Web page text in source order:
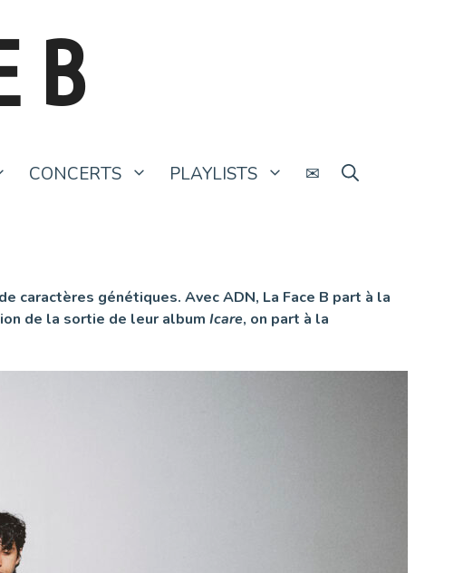
B
CONCERTS PLAYLISTS ✉
caractères génétiques. Avec ADN, La Face B part à la
de la sortie de leur album Icare, on part à la